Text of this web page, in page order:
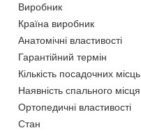
Виробник
Країна виробник
Анатомічні властивості
Гарантійний термін
Кількість посадочних місць
Наявність спального місця
Ортопедичні властивості
Стан